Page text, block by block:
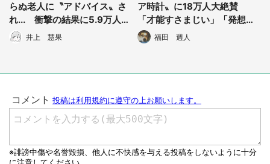
らぬ老人に〝アドバイス〟さ
れ... 衝撃の結果に5.9万人驚
嘆「桜の精だった？」
井上 慧果
ア時計〟に18万人大絶賛
「才能すさまじい」「発想が
すごい」福田 週人